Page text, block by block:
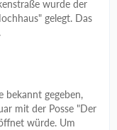
wurde der
gelegt. Das
bekannt gegeben,
mit der Posse "Der
würde. Um